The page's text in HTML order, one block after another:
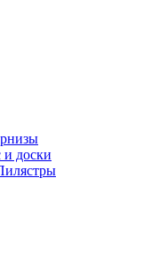
и доски